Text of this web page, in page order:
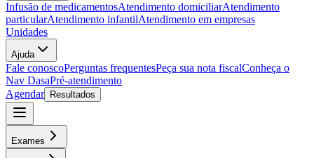
Infusão de medicamentosAtendimento domiciliarAtendimento
particularAtendimento infantilAtendimento em empresas
Unidades
Ajuda
Fale conoscoPerguntas frequentesPeça sua nota fiscalConheça o
Nav DasaPré-atendimento
Agendar
Resultados
Exames